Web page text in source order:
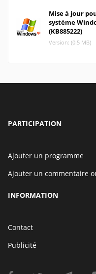
Mise à jour
système
(KB885222)
Version: (0.5 MB)
PARTICIPATION
Ajouter un programme
Ajouter un commentaire
INFORMATION
Contact
Publicité